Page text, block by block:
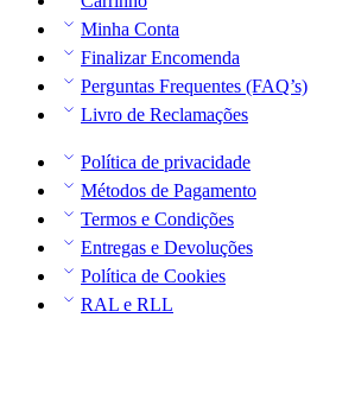
Minha Conta
Finalizar Encomenda
Perguntas Frequentes (FAQ’s)
Livro de Reclamações
Política de privacidade
Métodos de Pagamento
Termos e Condições
Entregas e Devoluções
Política de Cookies
RAL e RLL